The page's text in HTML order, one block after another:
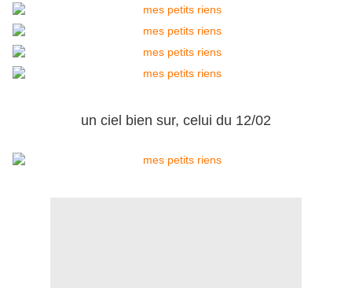
un ciel bien sur, celui du 12/02